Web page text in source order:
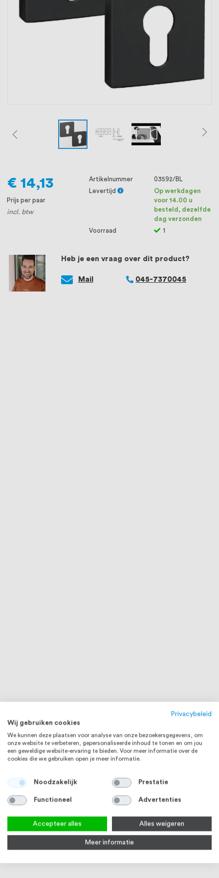
ons voorop, want we geloven dat een
goede relatie met onze klanten het
Heb je een vraag over dit product?
Mail 045-7370045
€ 14,13
Prijs per paar
incl. btw
Artikelnummer
03592/BL
Levertijd
Op werkdagen
voor 14.00 u
besteld, dezelfde
dag verzonden
Voorraad
1
Privacybeleid
Wij gebruiken cookies
We kunnen deze plaatsen voor analyse van onze bezoekersgegevens, om
onze website te verbeteren, gepersonaliseerde inhoud te tonen en om jou
een geweldige website-ervaring te bieden. Voor meer informatie over de
cookies die we gebruiken open je meer informatie.
Noodzakelijk Prestatie
Functioneel Advertenties
Accepteer alles Alles weigeren
Meer informatie